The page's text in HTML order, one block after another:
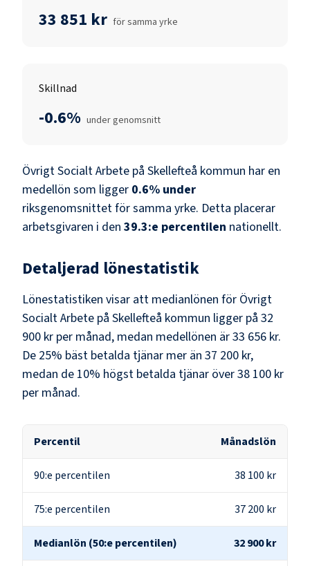
33 851 kr för samma yrke
Skillnad
-0.6% under genomsnitt
Övrigt Socialt Arbete på Skellefteå kommun har en
medellön som ligger 0.6% under
riksgenomsnittet för samma yrke. Detta placerar
arbetsgivaren i den 39.3:e percentilen nationellt.
Detaljerad lönestatistik
Lönestatistiken visar att medianlönen för Övrigt
Socialt Arbete på Skellefteå kommun ligger på 32
900 kr per månad, medan medellönen är33 656 kr.
De 25% bäst betalda tjänar mer än 37 200 kr,
medan de 10% högst betalda tjänar över38 100 kr
per månad.
Percentil Månadslön
90:e percentilen 38 100 kr
75:e percentilen 37 200 kr
Medianlön (50:e percentilen) 32 900 kr